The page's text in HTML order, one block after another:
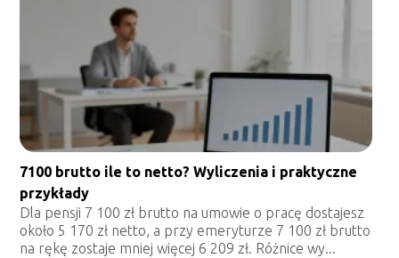
7100 brutto ile to netto? Wyliczenia i praktyczne
przykłady
Dla pensji 7 100 zł brutto na umowie o pracę dostajesz
około 5 170 zł netto, a przy emeryturze 7 100 zł brutto
na rękę zostaje mniej więcej 6 209 zł. Różnice wy...